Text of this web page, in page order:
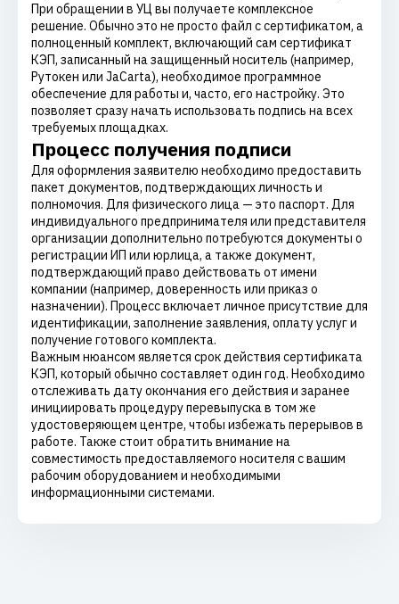
При обращении в УЦ вы получаете комплексное
решение. Обычно это не просто файл с сертификатом, а
полноценный комплект, включающий сам сертификат
КЭП, записанный на защищенный носитель (например,
Рутокен или JaCarta), необходимое программное
обеспечение для работы и, часто, его настройку. Это
позволяет сразу начать использовать подпись на всех
требуемых площадках.
Процесс получения подписи
Для оформления заявителю необходимо предоставить
пакет документов, подтверждающих личность и
полномочия. Для физического лица — это паспорт. Для
индивидуального предпринимателя или представителя
организации дополнительно потребуются документы о
регистрации ИП или юрлица, а также документ,
подтверждающий право действовать от имени
компании (например, доверенность или приказ о
назначении). Процесс включает личное присутствие для
идентификации, заполнение заявления, оплату услуг и
получение готового комплекта.
Важным нюансом является срок действия сертификата
КЭП, который обычно составляет один год. Необходимо
отслеживать дату окончания его действия и заранее
инициировать процедуру перевыпуска в том же
удостоверяющем центре, чтобы избежать перерывов в
работе. Также стоит обратить внимание на
совместимость предоставляемого носителя с вашим
рабочим оборудованием и необходимыми
информационными системами.